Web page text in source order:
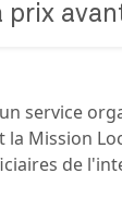
prix
service
la Mission
de